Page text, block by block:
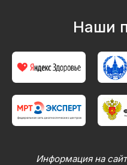
Наши
Информация на